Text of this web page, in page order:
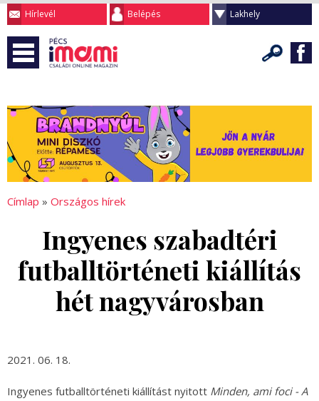
Hírlevél Belépés Lakhely
Címlap » Országos hírek
Ingyenes szabadtéri
futballtörténeti kiállítás
hét nagyvárosban
2021. 06. 18.
Ingyenes futballtörténeti kiállítást nyitott Minden, ami foci - A